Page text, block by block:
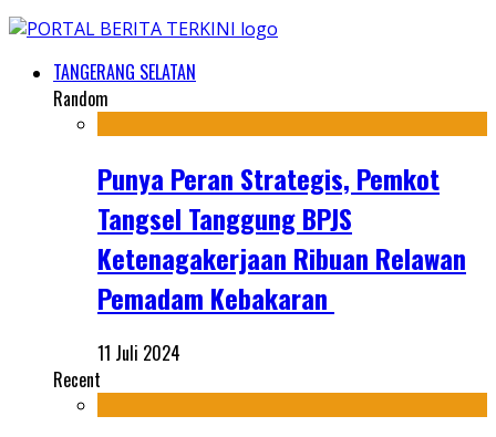
TANGERANG SELATAN
Random
Punya Peran Strategis, Pemkot
Tangsel Tanggung BPJS
Ketenagakerjaan Ribuan Relawan
Pemadam Kebakaran
11 Juli 2024
Recent